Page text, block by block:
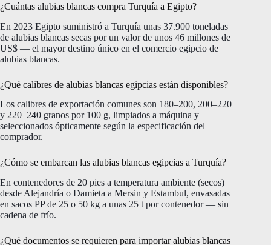
¿Cuántas alubias blancas compra Turquía a Egipto?
En 2023 Egipto suministró a Turquía unas 37.900 toneladas
de alubias blancas secas por un valor de unos 46 millones de
US$ — el mayor destino único en el comercio egipcio de
alubias blancas.
¿Qué calibres de alubias blancas egipcias están disponibles?
Los calibres de exportación comunes son 180–200, 200–220
y 220–240 granos por 100 g, limpiados a máquina y
seleccionados ópticamente según la especificación del
comprador.
¿Cómo se embarcan las alubias blancas egipcias a Turquía?
En contenedores de 20 pies a temperatura ambiente (secos)
desde Alejandría o Damieta a Mersin y Estambul, envasadas
en sacos PP de 25 o 50 kg a unas 25 t por contenedor — sin
cadena de frío.
¿Qué documentos se requieren para importar alubias blancas